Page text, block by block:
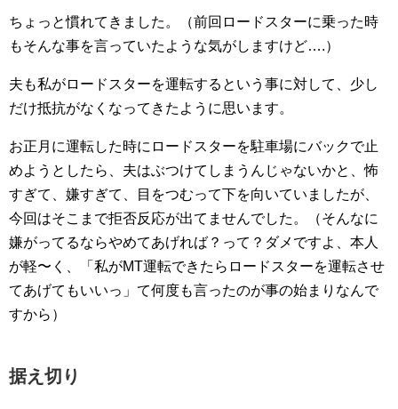
ちょっと慣れてきました。（前回ロードスターに乗った時
もそんな事を言っていたような気がしますけど….）
夫も私がロードスターを運転するという事に対して、少し
だけ抵抗がなくなってきたように思います。
お正月に運転した時にロードスターを駐車場にバックで止
めようとしたら、夫はぶつけてしまうんじゃないかと、怖
すぎて、嫌すぎて、目をつむって下を向いていましたが、
今回はそこまで拒否反応が出てませんでした。（そんなに
嫌がってるならやめてあげれば？って？ダメですよ、本人
が軽〜く、「私がMT運転できたらロードスターを運転させ
てあげてもいいっ」て何度も言ったのが事の始まりなんで
すから）
据え切り